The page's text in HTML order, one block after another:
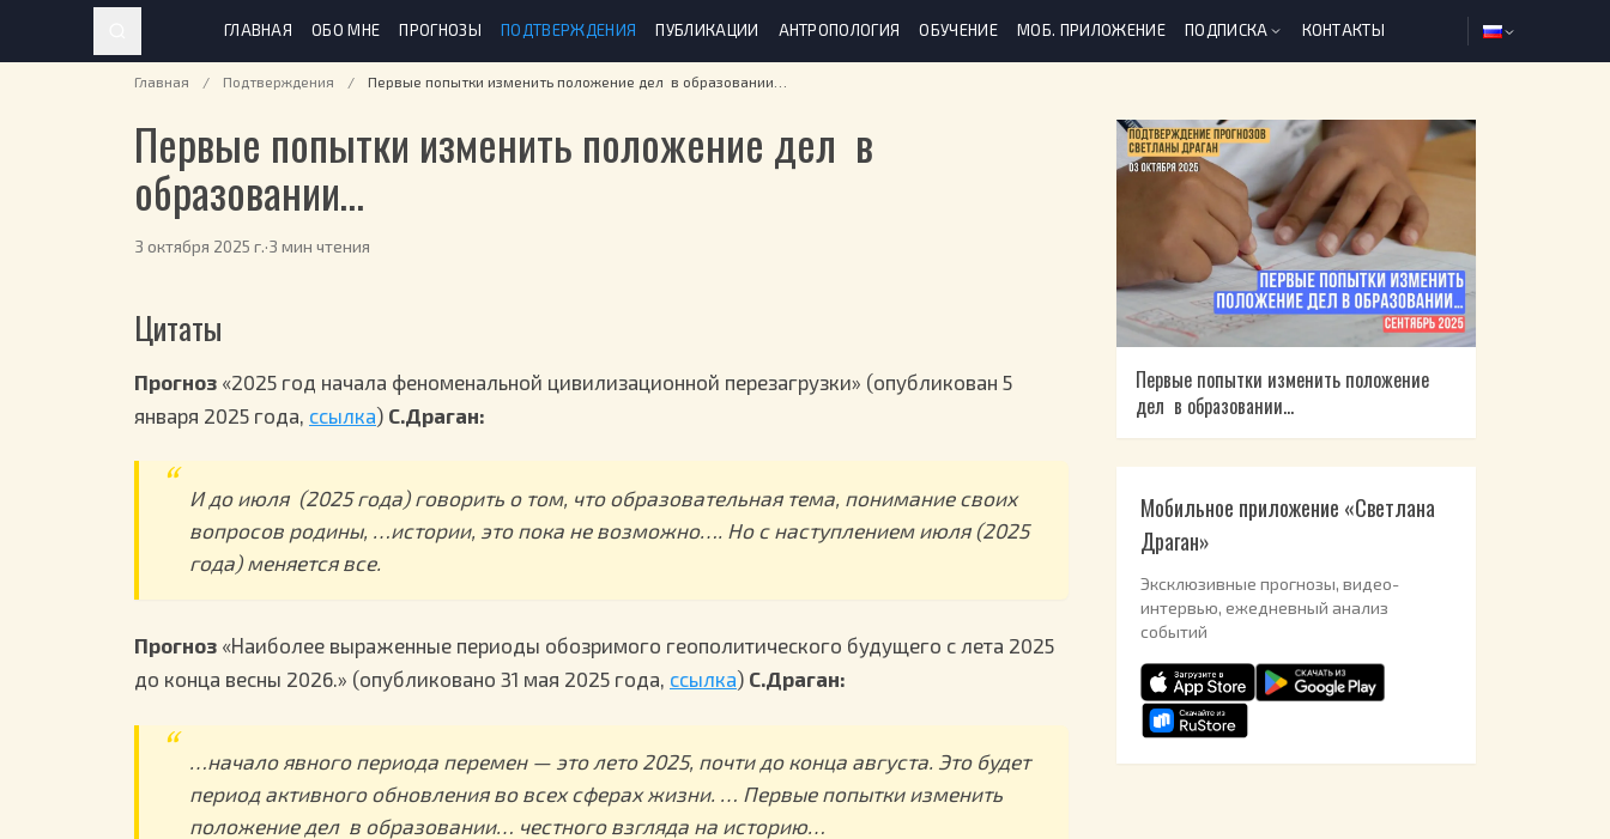
ГЛАВНАЯ ОБО МНЕ ПРОГНОЗЫ ПОДТВЕРЖДЕНИЯ ПУБЛИКАЦИИ АНТРОПОЛОГИЯ ОБУЧЕНИЕ МОБ. ПРИЛОЖЕНИЕ ПОДПИСКА КОНТАКТЫ
Главная / Подтверждения / Первые попытки изменить положение дел в образовании…
Первые попытки изменить положение дел в
образовании…
3 октября 2025 г.·3 мин чтения
Цитаты
Прогноз «2025 год начала феноменальной цивилизационной перезагрузки» (опубликован 5
января 2025 года, ссылка) С.Драган:
И до июля (2025 года) говорить о том, что образовательная тема, понимание своих
вопросов родины, …истории, это пока не возможно…. Но с наступлением июля (2025
года) меняется все.
Прогноз «Наиболее выраженные периоды обозримого геополитического будущего с лета 2025
до конца весны 2026.» (опубликовано 31 мая 2025 года, ссылка) С.Драган:
…начало явного периода перемен — это лето 2025, почти до конца августа. Это будет
период активного обновления во всех сферах жизни. … Первые попытки изменить
положение дел в образовании… честного взгляда на историю…
Первые попытки изменить положение
дел в образовании…
Мобильное приложение «Светлана
Драган»
Эксклюзивные прогнозы, видео-
интервью, ежедневный анализ
событий